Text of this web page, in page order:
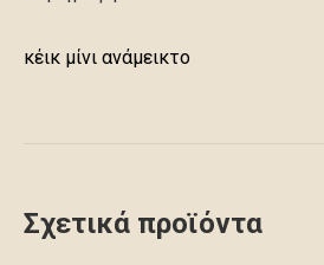
κέικ μίνι ανάμεικτο
Σχετικά προϊόντα